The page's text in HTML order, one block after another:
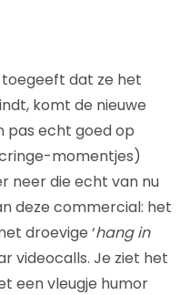
toegeeft dat ze het
komt de nieuwe
pas echt goed op
momentjes)
neer die echt van nu
deze commercial: het
droevige ‘hang in
videocalls. Je ziet het
een vleugje humor